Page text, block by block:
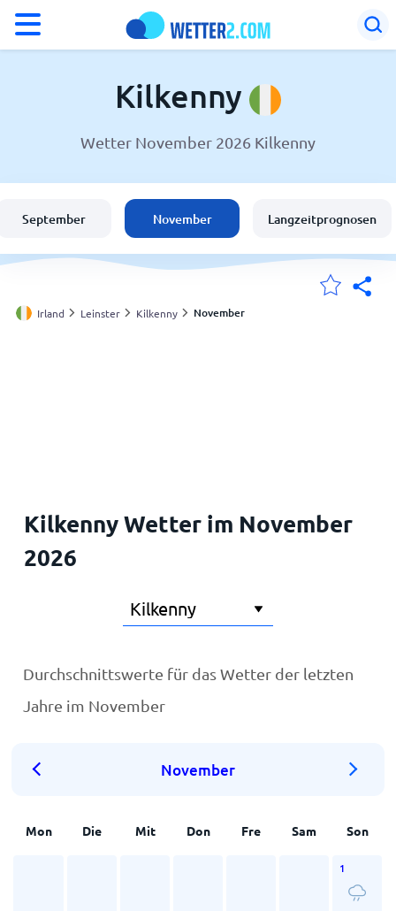
Wetter in Kilkenny
Schweiz
Deutschland
Kilkenny
Wetter November 2026 Kilkenny
September November Langzeitprognosen
Irland Leinster Kilkenny November
Kilkenny Wetter im November
2026
Durchschnittswerte für das Wetter der letzten
Jahre im November
November
Mon Die Mit Don Fre Sam Son
1